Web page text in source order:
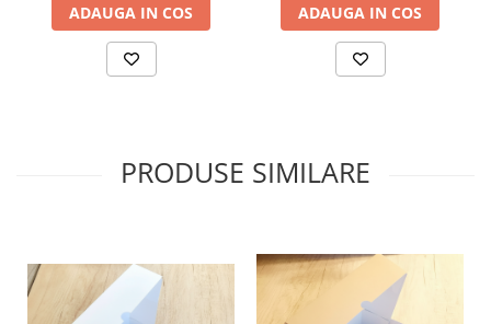
ADAUGA IN COS ADAUGA IN COS
PRODUSE SIMILARE